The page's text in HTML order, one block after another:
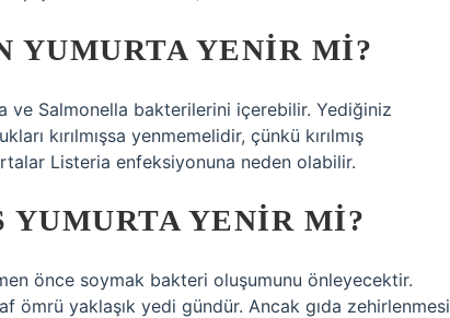
YUMURTA YENIR MI?
Salmonella bakterilerini içerebilir. Yediğiniz
kırılmışsa yenmemelidir, çünkü kırılmış
Listeria enfeksiyonuna neden olabilir.
YENIR MI?
önce soymak bakteri oluşumunu önleyecektir.
ömrü yaklaşık yedi gündür. Ancak gıda zehirlenmesi